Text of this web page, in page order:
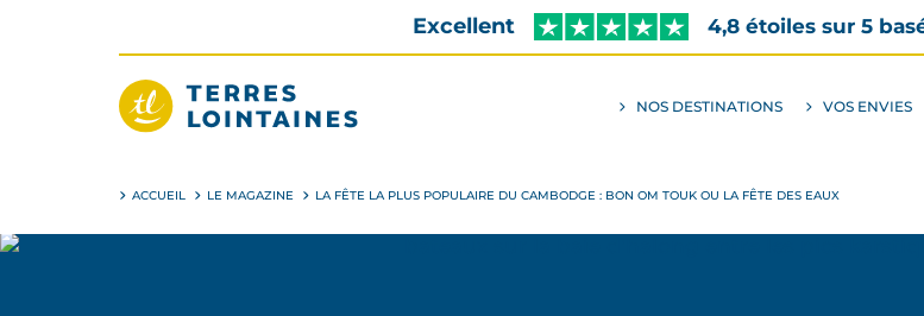
contenu
Excellent 4,8 étoiles sur 5
NOS DESTINATIONS
ALLER
VOS ENVIES
ACCUEIL LE MAGAZINE LA FÊTE LA PLUS POPULAIRE DU CAMBODGE : BON OM TOUK OU LA FÊTE DES EAUX